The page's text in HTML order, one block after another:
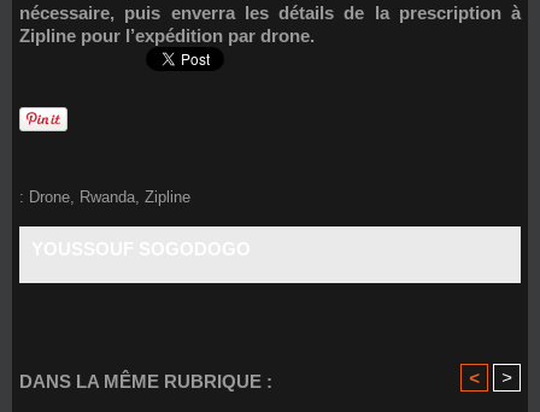
nécessaire, puis enverra les détails de la prescription à
Zipline pour l’expédition par drone.
: Drone Rwanda Zipline
DANS LA MÊME RUBRIQUE : < >